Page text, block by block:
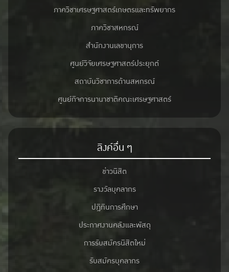
ภาควิชาเศรษฐศาสตร์เกษตรและทรัพยากร
ภาควิชาสหกรณ์
สำนักงานเลขานุการ
ศูนย์วิจัยเศรษฐศาสตร์ประยุกต์
สถาบันวิชาการด้านสหกรณ์
ศูนย์กิจการนานาชาติคณะเศรษฐศาสตร์
ลิงค์อื่น ๆ
ข่าวนิสิต
รางวัลบุคลากร
ปฎิทินการศึกษา
ประกาศงานคลังและพัสดุ
การรับสมัครนิสิตใหม่
รับสมัครบุคลากร